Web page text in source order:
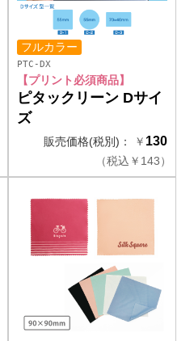
フルカラー
PTC-DX
【プリント必須商品】
ピタックリーン Dサイ
ズ
販売価格(税別)： ￥ 130
（税込 ￥ 143）